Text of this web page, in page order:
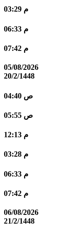
03:29 م
06:33 م
07:42 م
05/08/2026
20/2/1448
04:40 ص
05:55 ص
12:13 م
03:28 م
06:33 م
07:42 م
06/08/2026
21/2/1448